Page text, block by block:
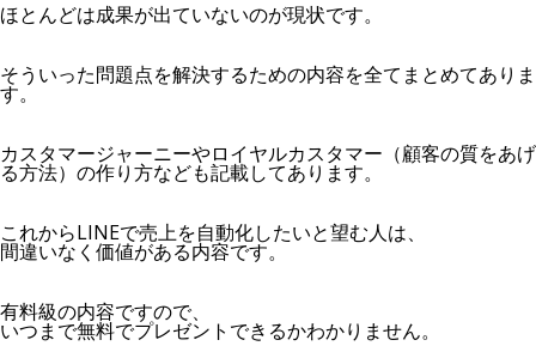
ほとんどは成果が出ていないのが現状です。
そういった問題点を解決するための内容を全てまとめてありま
す。
カスタマージャーニーやロイヤルカスタマー（顧客の質をあげ
る方法）の作り方なども記載してあります。
これからLINEで売上を自動化したいと望む人は、
間違いなく価値がある内容です。
有料級の内容ですので、
いつまで無料でプレゼントできるかわかりません。